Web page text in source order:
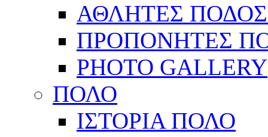
ΑΘΛΗΤΕΣ
ΠΡΟΠΟΝΗΤΕΣ
PHOTO GALLERY
ΠΟΛΟ
ΙΣΤΟΡΙΑ ΠΟΛΟ